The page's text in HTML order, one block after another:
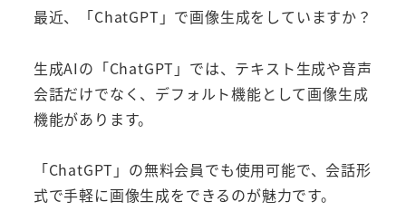
最近、「ChatGPT」で画像生成をしていますか？
生成AIの「ChatGPT」では、テキスト生成や音声
会話だけでなく、デフォルト機能として画像生成
機能があります。
「ChatGPT」の無料会員でも使用可能で、会話形
式で手軽に画像生成をできるのが魅力です。